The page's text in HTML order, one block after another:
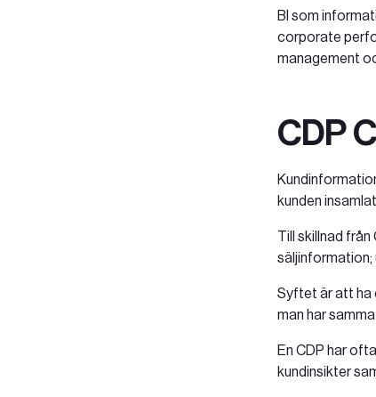
BI som
corporate
management
CDP
kunden
Till skillnad
säljinformation;
Syftet är att ha
man har
En CDP har
kundinsikter